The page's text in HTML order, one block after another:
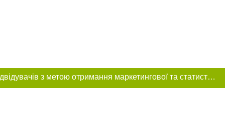
Цей сайт використовує «cookies». Також веб-сайт використовує інтернет-сервіс для збору технічних даних стосовно відвідувачів з метою отримання маркетингової та статистичної інформації. Умови обробки даних відвідувачів сайту див.